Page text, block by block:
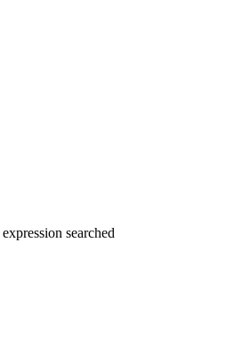
expression searched